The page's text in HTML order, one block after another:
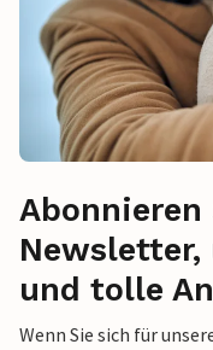
Abonnieren
und tolle
Wenn Sie sich für